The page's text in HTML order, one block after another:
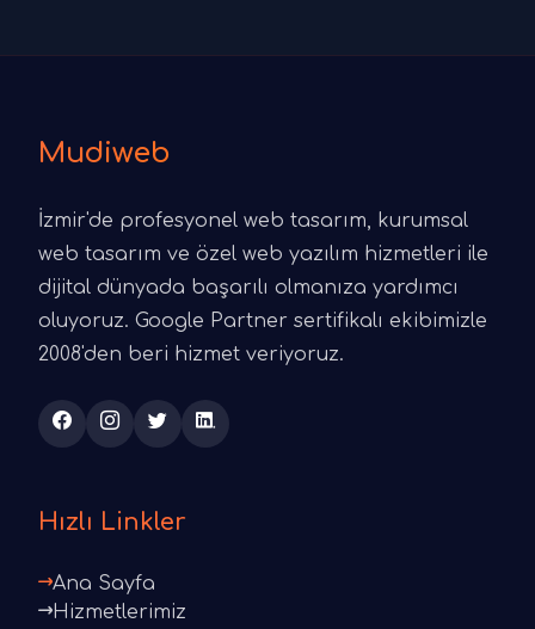
Mudiweb
İzmir'de profesyonel web tasarım, kurumsal
web tasarım ve özel web yazılım hizmetleri ile
dijital dünyada başarılı olmanıza yardımcı
oluyoruz. Google Partner sertifikalı ekibimizle
2008'den beri hizmet veriyoruz.
Hızlı Linkler
Ana Sayfa
Hizmetlerimiz